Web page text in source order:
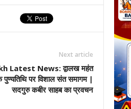
Next article
Latest News: द्वालख महंत
पुण्यतिथि पर विशाल संत समागम |
सदगुरु कबीर साहब का प्रवचन